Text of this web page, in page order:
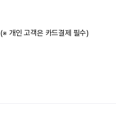
개인 고객은 카드결제 필수)